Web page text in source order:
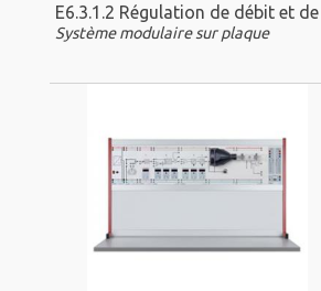
E6.3.1.2 Régulation de débit et
Système modulaire sur plaque